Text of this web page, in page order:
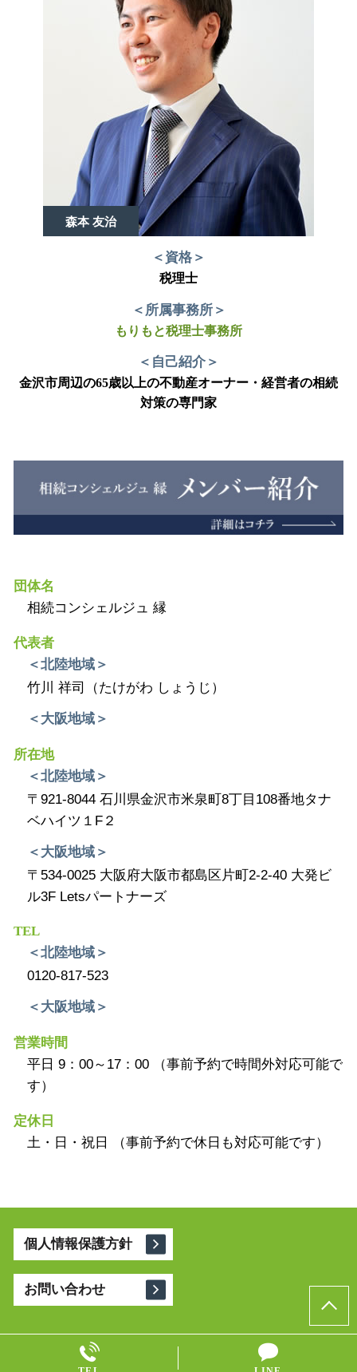
森本 友治
＜資格＞
税理士
＜所属事務所＞
もりもと税理士事務所
＜自己紹介＞
金沢市周辺の65歳以上の不動産オーナー・経営者の相続
対策の専門家
団体名
相続コンシェルジュ 縁
代表者
＜北陸地域＞
竹川 祥司（たけがわ しょうじ）
＜大阪地域＞
所在地
＜北陸地域＞
〒921-8044 石川県金沢市米泉町8丁目108番地タナ
ベハイツ１F２
＜大阪地域＞
〒534-0025 大阪府大阪市都島区片町2-2-40 大発ビ
ル3F Letsパートナーズ
TEL
＜北陸地域＞
0120-817-523
＜大阪地域＞
営業時間
平日 9：00～17：00 （事前予約で時間外対応可能で
す）
定休日
土・日・祝日 （事前予約で休日も対応可能です）
個人情報保護方針
お問い合わせ
© 相続コンシェルジュ 縁